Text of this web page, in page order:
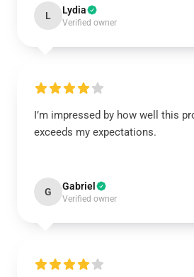
L Lydia
Verified owner
I’m impressed by how well this
exceeds my expectations.
G Gabriel
Verified owner